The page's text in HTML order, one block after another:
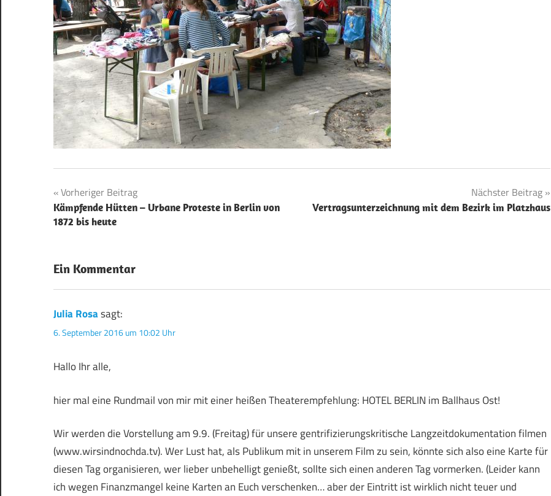
Beitragsnavigation
Vorheriger Beitrag
Kämpfende Hütten – Urbane Proteste in Berlin von
1872 bis heute
Nächster Beitrag
Vertragsunterzeichnung mit dem Bezirk im Platzhaus
Ein Kommentar
Julia Rosasagt:
6. September 2016 um 10:02 Uhr
Hallo Ihr alle,
hier mal eine Rundmail von mir mit einer heißen Theaterempfehlung: HOTEL BERLIN im Ballhaus Ost!
Wir werden die Vorstellung am 9.9. (Freitag) für unsere gentrifizierungskritische Langzeitdokumentation filmen
(www.wirsindnochda.tv). Wer Lust hat, als Publikum mit in unserem Film zu sein, könnte sich also eine Karte für
diesen Tag organisieren, wer lieber unbehelligt genießt, sollte sich einen anderen Tag vormerken. (Leider kann
ich wegen Finanzmangel keine Karten an Euch verschenken… aber der Eintritt ist wirklich nicht teuer und